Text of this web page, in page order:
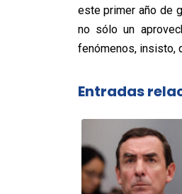
este primer año de
no sólo un
fenómenos, insisto,
Entradas